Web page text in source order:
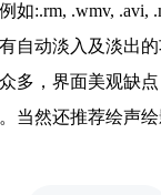
:.rm, .wmv, .avi,
自动淡入及淡出
多，界面美观缺
当然还推荐绘声